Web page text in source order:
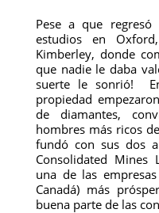
Pese a que
estudios en
Kimberley, donde
que nadie le daba
suerte le sonrió!
propiedad
de diamantes,
hombres más ricos
fundó con sus dos
Consolidated Mines
una de las
Canadá) más
buena parte de las